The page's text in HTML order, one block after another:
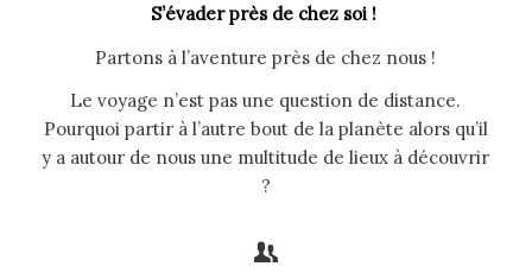
S’évader près de chez soi !
Partons à l’aventure près de chez nous !
Le voyage n’est pas une question de distance.
Pourquoi partir à l’autre bout de la planète alors qu’il
y a autour de nous une multitude de lieux à découvrir
?